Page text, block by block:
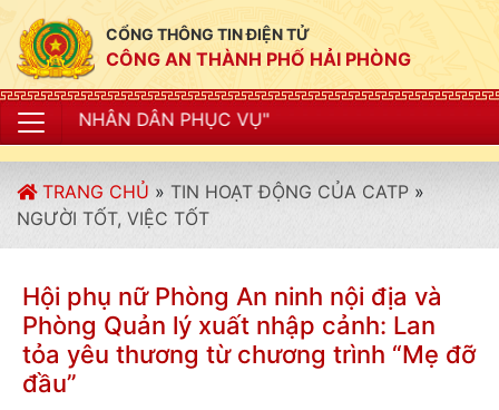
CỔNG THÔNG TIN ĐIỆN TỬ
CÔNG AN THÀNH PHỐ HẢI PHÒNG
PHỤC VỤ"
TRANG CHỦ » TIN HOẠT ĐỘNG CỦA CATP »
NGƯỜI TỐT, VIỆC TỐT
Hội phụ nữ Phòng An ninh nội địa và
Phòng Quản lý xuất nhập cảnh: Lan
tỏa yêu thương từ chương trình “Mẹ đỡ
đầu”